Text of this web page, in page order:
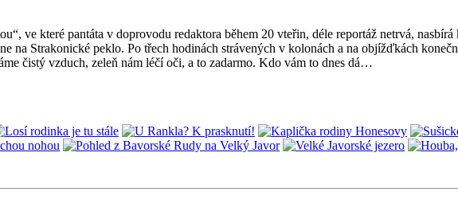
ve které pantáta v doprovodu redaktora během 20 vteřin, déle reportáž netrvá,
na Strakonické peklo. Po třech hodinách strávených v kolonách a na objížďkách
čistý vzduch, zeleň nám léčí oči, a to zadarmo. Kdo vám to dnes dá…